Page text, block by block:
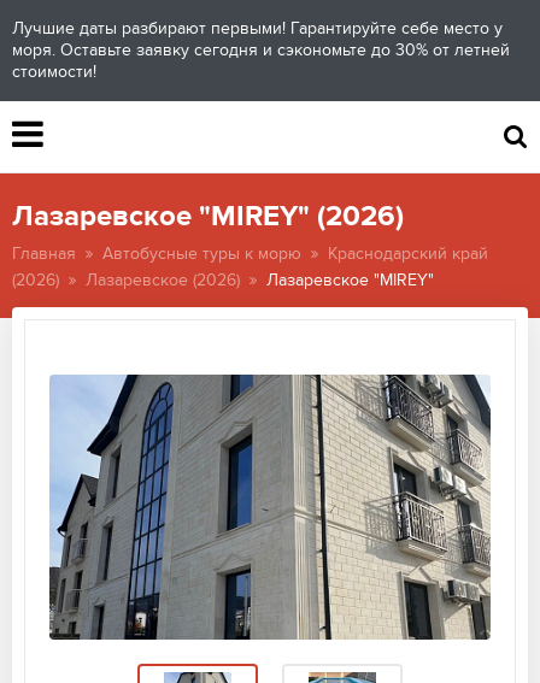
Лучшие даты разбирают первыми! Гарантируйте себе место у
моря. Оставьте заявку сегодня и сэкономьте до 30% от летней
стоимости!
Лазаревское "MIREY" (2026)
Главная Автобусные туры к морю
Краснодарский край
(2026)
Лазаревское (2026) Лазаревское "MIREY"